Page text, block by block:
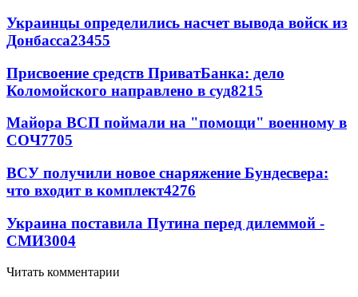
Украинцы определились насчет вывода войск из
Донбасса23455
Присвоение средств ПриватБанка: дело
Коломойского направлено в суд8215
Майора ВСП поймали на "помощи" военному в
СОЧ7705
ВСУ получили новое снаряжение Бундесвера:
что входит в комплект4276
Украина поставила Путина перед дилеммой -
СМИ3004
Читать комментарии